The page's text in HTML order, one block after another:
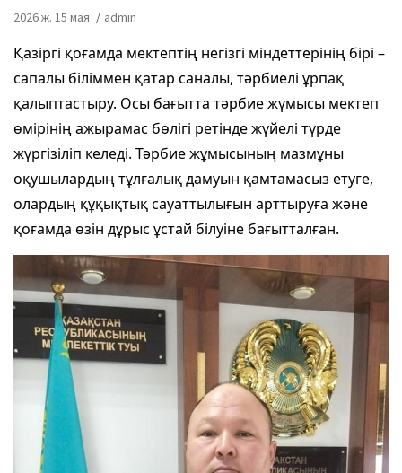
2026 ж. 15 мая admin
Қазіргі қоғамда мектептің негізгі міндеттерінің бірі –
сапалы біліммен қатар саналы, тәрбиелі ұрпақ
қалыптастыру. Осы бағытта тәрбие жұмысы мектеп
өмірінің ажырамас бөлігі ретінде жүйелі түрде
жүргізіліп келеді. Тәрбие жұмысының мазмұны
оқушылардың тұлғалық дамуын қамтамасыз етуге,
олардың құқықтық сауаттылығын арттыруға және
қоғамда өзін дұрыс ұстай білуіне бағытталған.